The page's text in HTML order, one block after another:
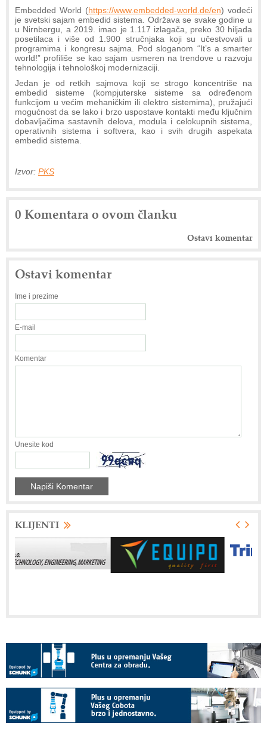
Embedded World (https://www.embedded-world.de/en) vodeći
je svetski sajam embedid sistema. Održava se svake godine u
u Nirnbergu, a 2019. imao je 1.117 izlagača, preko 30 hiljada
posetilaca i više od 1.900 stručnjaka koji su učestvovali u
programima i kongresu sajma. Pod sloganom “It’s a smarter
world!” profiliše se kao sajam usmeren na trendove u razvoju
tehnologija i tehnološkoj modernizaciji.
Jedan je od retkih sajmova koji se strogo koncentriše na
embedid sisteme (kompjuterske sisteme sa određenom
funkcijom u većim mehaničkim ili elektro sistemima), pružajući
mogućnost da se lako i brzo uspostave kontakti među ključnim
dobavljačima sastavnih delova, modula i celokupnih sistema,
operativnih sistema i softvera, kao i svih drugih aspekata
embedid sistema.
Izvor: PKS
0 Komentara o ovom članku
Ostavi komentar
Ostavi komentar
Ime i prezime
E-mail
Komentar
Unesite kod
KLIJENTI